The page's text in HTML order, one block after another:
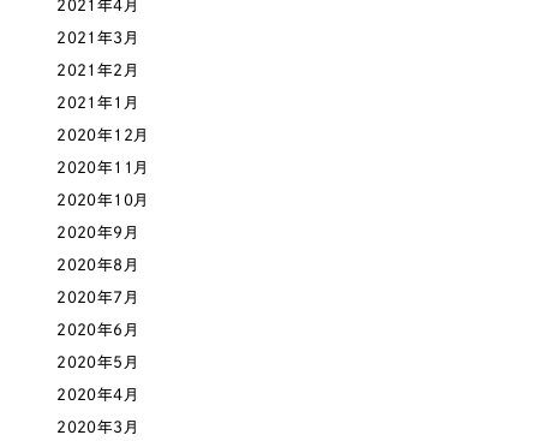
オレンジ・橙色
イエロー・黄色
グリーン・緑色
ブルー・青色
パープル・紫色
ピンク・桃色
カラフル・多色
2021年4月
2021年3月
2021年2月
2021年1月
2020年12月
2020年11月
2020年10月
2020年9月
2020年8月
2020年7月
2020年6月
2020年5月
2020年4月
2020年3月